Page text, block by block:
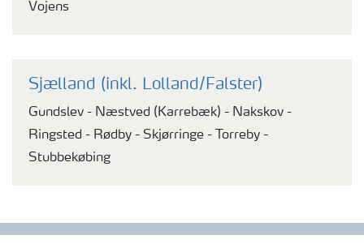
Vojens
Sjælland (inkl. Lolland/Falster)
Gundslev - Næstved (Karrebæk) - Nakskov -
Ringsted - Rødby - Skjørringe - Torreby -
Stubbekøbing